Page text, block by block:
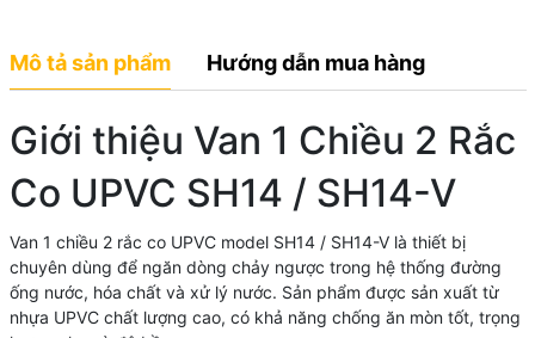
Mô tả sản phẩm Hướng dẫn mua hàng
Giới thiệu Van 1 Chiều 2 Rắc
Co UPVC SH14 / SH14-V
Van 1 chiều 2 rắc co UPVC model SH14 / SH14-V là thiết bị
chuyên dùng để ngăn dòng chảy ngược trong hệ thống đường
ống nước, hóa chất và xử lý nước. Sản phẩm được sản xuất từ
nhựa UPVC chất lượng cao, có khả năng chống ăn mòn tốt, trọng